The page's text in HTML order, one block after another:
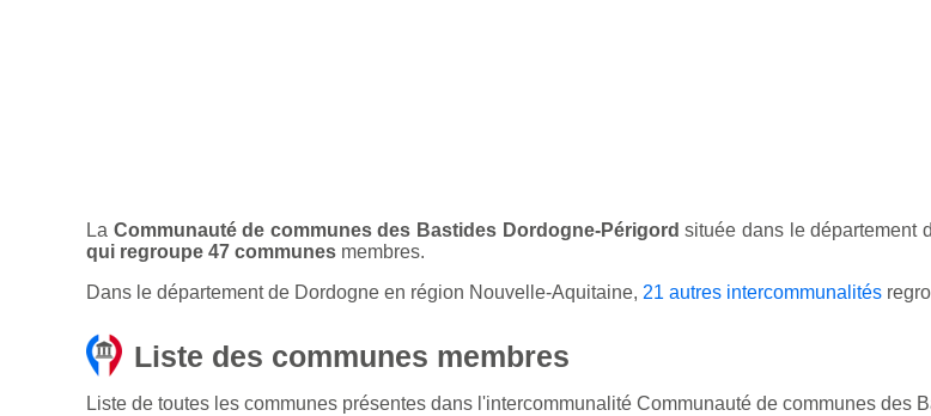
La Communauté de communes des Bastides Dordogne-Périgord située dans le département
qui regroupe 47 communes membres.
Dans le département de Dordogne en région Nouvelle-Aquitaine, 21 autres intercommunalités
Liste des communes membres
Liste de toutes les communes présentes dans l'intercommunalité Communauté de communes des